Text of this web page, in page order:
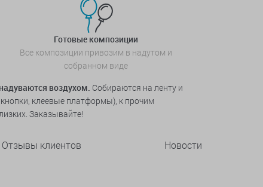
Готовые композиции
Все композиции привозим в надутом и
собранном виде
воздухом. Собираются на ленту и
клеевые платформы), к прочим
Заказывайте!
Отзывы клиентов Новости